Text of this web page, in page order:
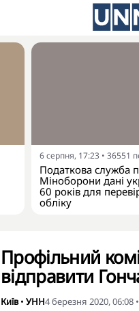
6 серпня, 17:23 • 36551
Податкова служба
Міноборони дані
60 років для
обліку
Профільний
відправити
Київ• УНН4 березня 2020, 06:08 •